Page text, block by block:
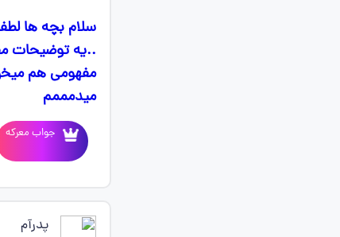
سلام بچه ها
..یه توضیحات
مفهومی هم
میدمممم
جواب معرکه
پدرآم